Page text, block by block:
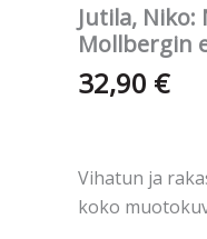
Jutila, Niko:
Mollbergin
32,90 €
Vihatun ja
koko